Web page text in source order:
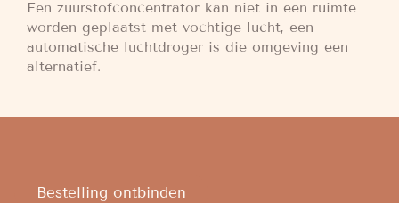
Een zuurstofconcentrator kan niet in een ruimte
worden geplaatst met vochtige lucht, een
automatische luchtdroger is die omgeving een
alternatief.
Bestelling ontbinden